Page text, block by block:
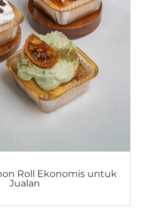
Roll Ekonomis untuk
Jualan